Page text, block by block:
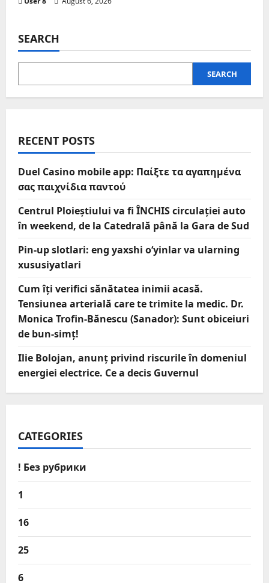
SEARCH
SEARCH
RECENT POSTS
Duel Casino mobile app: Παίξτε τα αγαπημένα
σας παιχνίδια παντού
Centrul Ploieștiului va fi ÎNCHIS circulației auto
în weekend, de la Catedrală până la Gara de Sud
Pin-up slotlari: eng yaxshi o‘yinlar va ularning
xususiyatlari
Cum îți verifici sănătatea inimii acasă.
Tensiunea arterială care te trimite la medic. Dr.
Monica Trofin-Bănescu (Sanador): Sunt obiceiuri
de bun-simț!
Ilie Bolojan, anunț privind riscurile în domeniul
energiei electrice. Ce a decis Guvernul
CATEGORIES
! Без рубрики
1
16
25
6